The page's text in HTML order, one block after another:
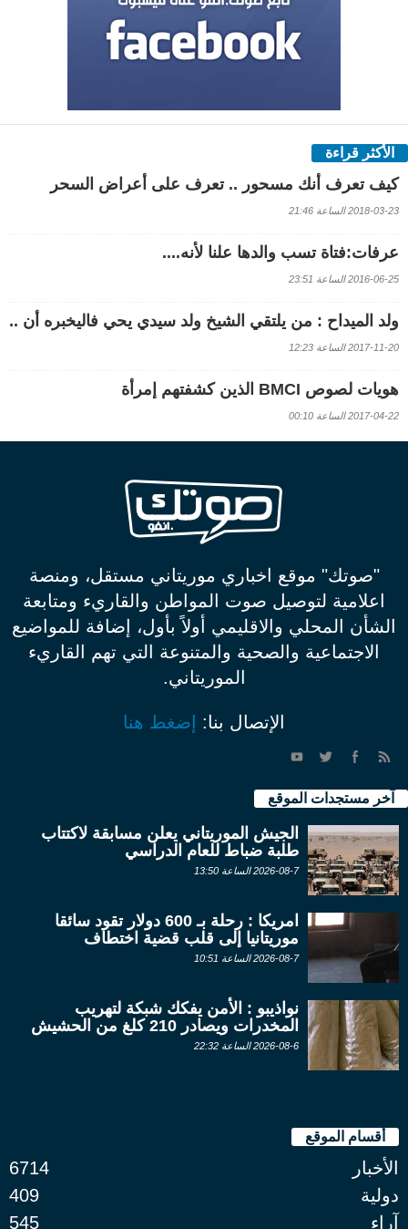
الأكثر قراءة
كيف تعرف أنك مسحور .. تعرف على أعراض السحر
2018-03-23 الساعة 21:46
عرفات:فتاة تسب والدها علنا لأنه....
2016-06-25 الساعة 23:51
ولد الميداح : من يلتقي الشيخ ولد سيدي يحي فاليخبره أن ..
2017-11-20 الساعة 12:23
هويات لصوص BMCI الذين كشفتهم إمرأة
2017-04-22 الساعة 00:10
"صوتك" موقع اخباري موريتاني مستقل، ومنصة
اعلامية لتوصيل صوت المواطن والقاريء ومتابعة
الشأن المحلي والاقليمي أولاً بأول، إضافة للمواضيع
الاجتماعية والصحية والمتنوعة التي تهم القاريء
الموريتاني.
الإتصال بنا: إضغط هنا
آخر مستجدات الموقع
الجيش الموريتاني يعلن مسابقة لاكتتاب
طلبة ضباط للعام الدراسي
2026-08-7 الساعة 13:50
امريكا : رحلة بـ 600 دولار تقود سائقا
موريتانيا إلى قلب قضية اختطاف
2026-08-7 الساعة 10:51
نواذيبو : الأمن يفكك شبكة لتهريب
المخدرات ويصادر 210 كلغ من الحشيش
2026-08-6 الساعة 22:32
أقسام الموقع
الأخبار
6714
دولية
409
آراء
545